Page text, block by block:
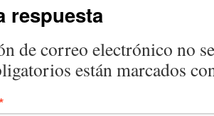
respuesta
de correo electrónico no
están marcados